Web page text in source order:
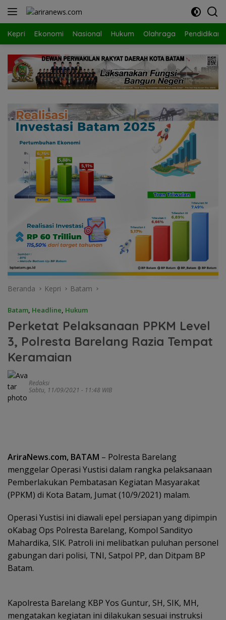
Langsung
Kepri Ekonomi Nasional Hukum Olahraga Pendidikan
Beranda Kepri Batam
Batam, Headline, Hukum
Perketat Pelaksanaan PPKM Level
3, Polresta Barelang Razia Tempat
Keramaian
Redaksi
Sabtu, 11/09/2021 - 11:48 WIB
AriraNews.com, BATAM – Polresta Barelang
menggelar Operasi Yustisi dalam rangka pelaksanaan
Pemberlakukan Pembatasan Kegiatan Masyarakat
(PPKM) di Kota Batam, Jumat (10/9/2021) malam.
Operasi Yustisi ini diawali epel persiapan yang dipimpin
oKabag Ops Polresta Barelang, Kompol Sandityo
Mahardika, SIK. Patroli ini melibatkan puluhan personel
gabungan dari polisi, TNI, Satpol PP, dan Ditpam BP
Batam.
Kapolresta Barelang KBP Yos Guntur, SH, SIK, MH,
mengatakan kegiatan ini dilakukan sesuai instruksi